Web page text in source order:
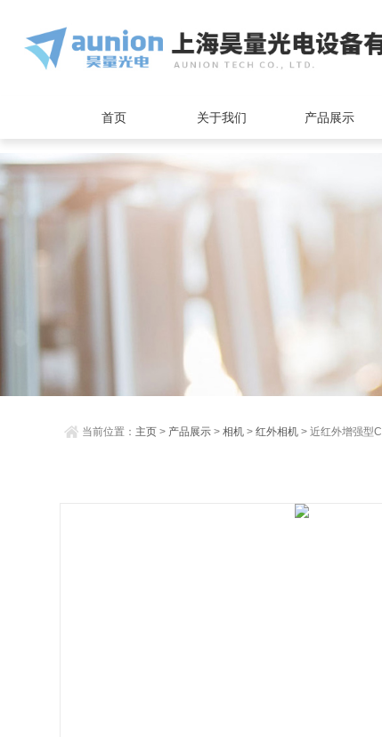
首页 关于我们 产品展示
当前位置： 主页 > 产品展示 >相机 >红外相机 > 近红外增强型